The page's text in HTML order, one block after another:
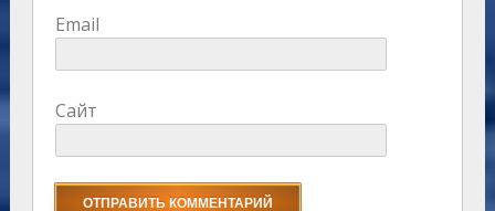
Email
Сайт